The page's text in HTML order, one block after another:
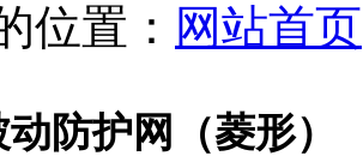
位置： 网站首页
防护网（菱形）